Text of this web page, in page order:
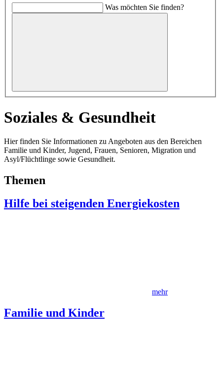
Was möchten Sie finden?
Soziales & Gesundheit
Hier finden Sie Informationen zu Angeboten aus den Bereichen
Familie und Kinder, Jugend, Frauen, Senioren, Migration und
Asyl/Flüchtlinge sowie Gesundheit.
Themen
Hilfe bei steigenden Energiekosten
mehr
Familie und Kinder